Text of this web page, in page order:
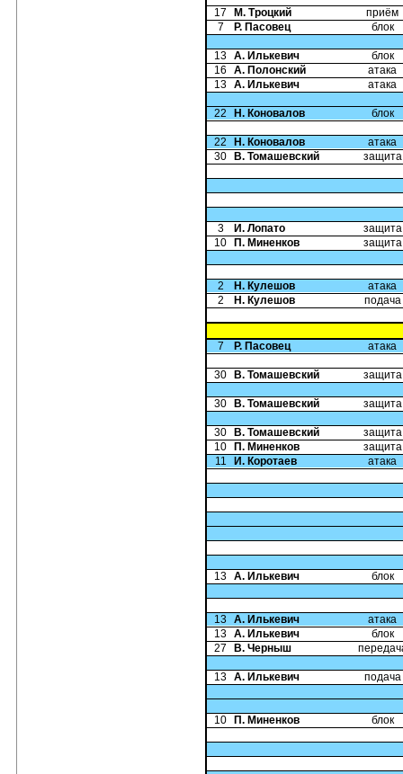
17 М. Троцкий
приём
7
Р. Пасовец блок
13 А. Илькевич
блок
16
А. Полонский
атака
13 А. Илькевич атака
22 Н. Коновалов блок
22 Н. Коновалов
атака
30
В. Томашевский защита
3 И. Лопато
защита
10
П. Миненков защита
2 Н. Кулешов
атака
2
Н. Кулешов подача
7 Р. Пасовец атака
30 В. Томашевский защита
30 В. Томашевский защита
30 В. Томашевский
защита
10
П. Миненков
защита
11
И. Коротаев атака
13 А. Илькевич блок
13 А. Илькевич
атака
13 А. Илькевич
блок
27
В. Черныш
13 А. Илькевич подача
10 П. Миненков блок